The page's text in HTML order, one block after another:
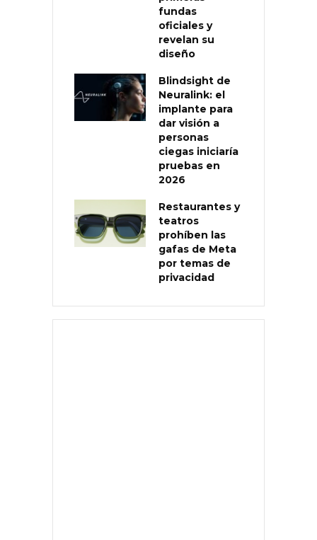
fundas
oficiales y
revelan su
diseño
Blindsight de
Neuralink: el
implante para
dar visión a
personas
ciegas iniciaría
pruebas en
2026
Restaurantes y
teatros
prohíben las
gafas de Meta
por temas de
privacidad